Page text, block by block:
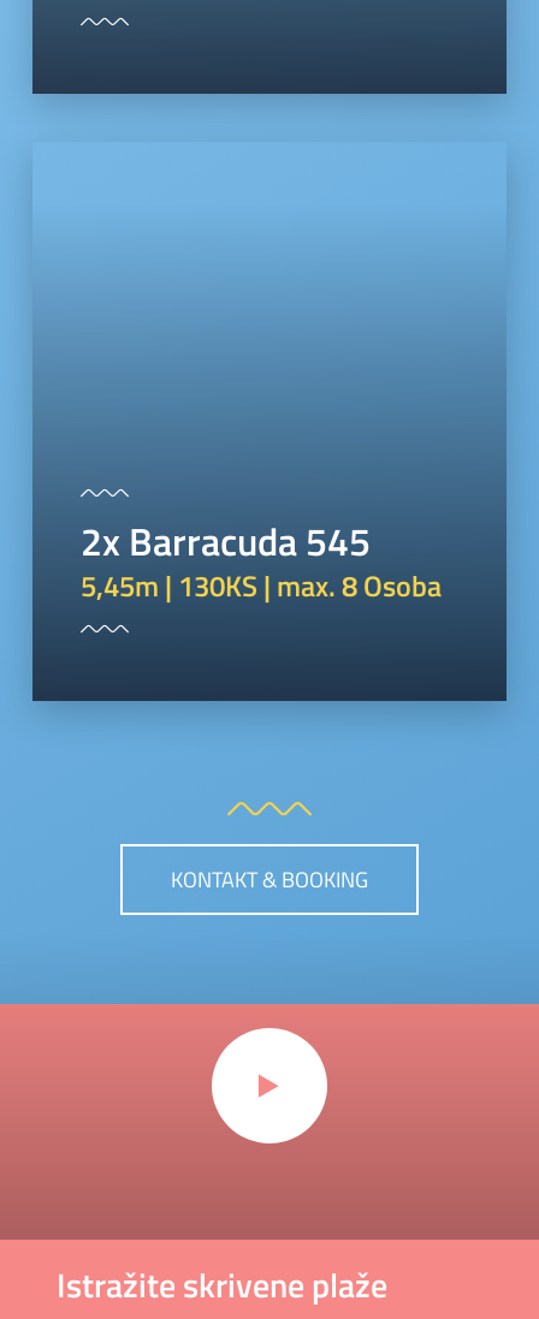
2x Barracuda 545
5,45m | 130KS | max. 8 Osoba
KONTAKT & BOOKING
Istražite skrivene plaže